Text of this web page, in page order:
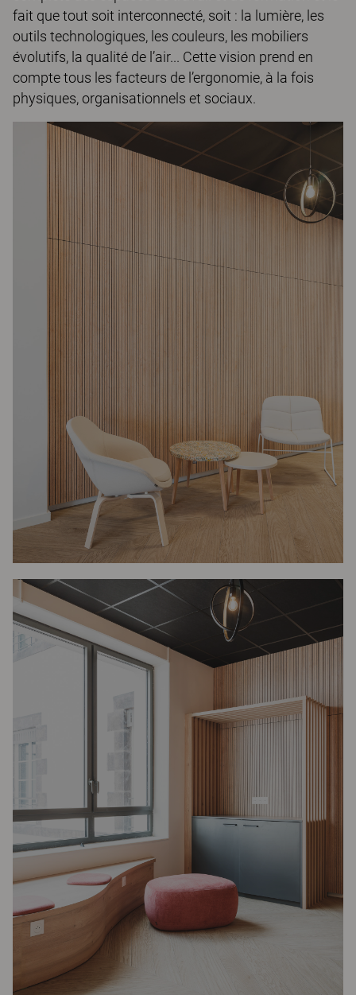
fait que tout soit interconnecté, soit : la lumière, les
outils technologiques, les couleurs, les mobiliers
évolutifs, la qualité de l’air... Cette vision prend en
compte tous les facteurs de l’ergonomie, à la fois
physiques, organisationnels et sociaux.